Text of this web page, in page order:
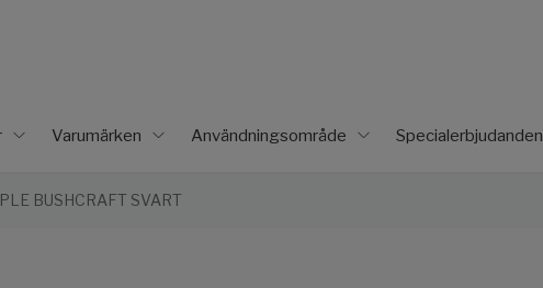
Varumärken Användningsområde Specialerbjudanden
BUSHCRAFT SVART